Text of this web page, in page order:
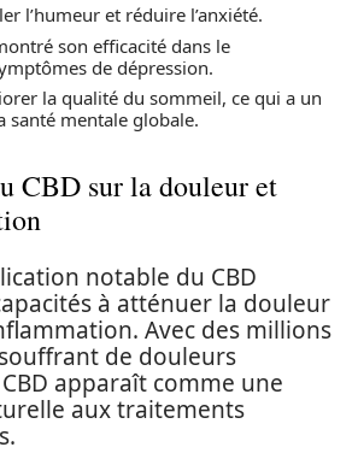
l’humeur et réduire l’anxiété.
son efficacité dans le
de dépression.
la qualité du sommeil, ce qui a un
santé mentale globale.
CBD sur la douleur et
notable du CBD
à atténuer la douleur
Avec des millions
de douleurs
apparaît comme une
aux traitements